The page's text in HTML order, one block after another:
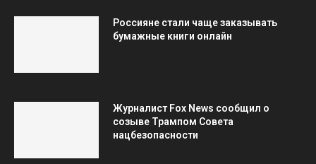
Россияне стали чаще заказывать
бумажные книги онлайн
Журналист Fox News сообщил о
созыве Трампом Совета
нацбезопасности